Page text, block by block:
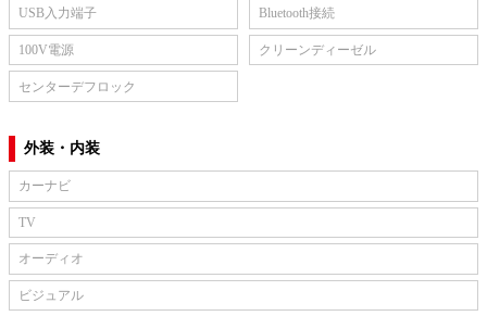
USB入力端子 Bluetooth接続
100V電源 クリーンディーゼル
センターデフロック
外装・内装
カーナビ
TV
オーディオ
ビジュアル